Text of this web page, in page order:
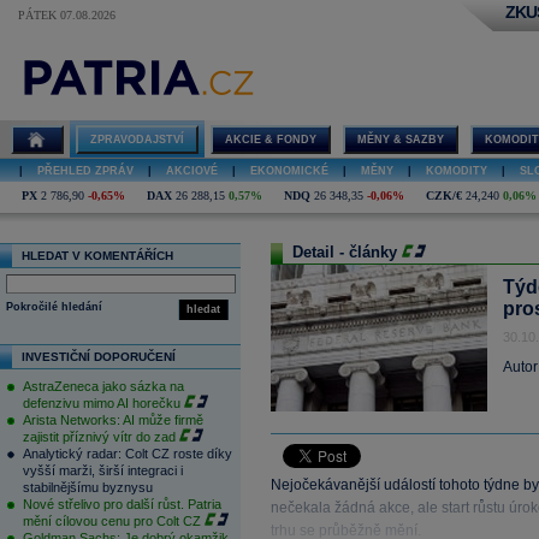
PÁTEK 07.08.2026
ZPRAVODAJSTVÍ AKCIE & FONDY MĚNY & SAZBY
PŘEHLED ZPRÁV AKCIOVÉ EKONOMICKÉ MĚNY KOMODITY
PX 2 786,90 -0,65% DAX 26 288,15 0,57% NDQ 26 348,35 -0,06% CZK/€ 24,240 0,06%
HLEDAT V KOMENTÁŘÍCH
hledat
Pokročilé hledání
INVESTIČNÍ DOPORUČENÍ
AstraZeneca jako sázka na
defenzivu mimo AI horečku
Arista Networks: AI může firmě
zajistit příznivý vítr do zad
Analytický radar: Colt CZ roste díky
vyšší marži, širší integraci i
stabilnějšímu byznysu
Nové střelivo pro další růst. Patria
mění cílovou cenu pro Colt CZ
Detail - články
Nejočekávanější událostí tohoto týdne
nečekala žádná akce, ale start růstu
trhu se průběžně mění.